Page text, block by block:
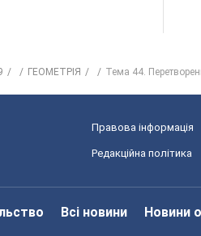
ГЕОМЕТРІЯ Тема 44.
Правова інформація
Редакційна політика
Всі новини Новини